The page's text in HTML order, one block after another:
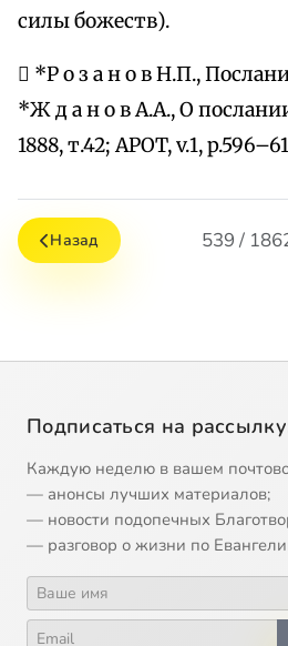
силы божеств).
 *Р о з а н о в Н.П.,
*Ж д а н о в А.А., О
1888, т.42; APOT, v.1,
Назад 539 /
Подписаться на
Каждую неделю в вашем
— анонсы лучших материалов;
— новости подопечных
— разговор о жизни по